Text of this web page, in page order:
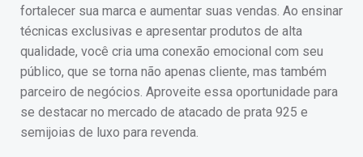
fortalecer sua marca e aumentar suas vendas. Ao ensinar
técnicas exclusivas e apresentar produtos de alta
qualidade, você cria uma conexão emocional com seu
público, que se torna não apenas cliente, mas também
parceiro de negócios. Aproveite essa oportunidade para
se destacar no mercado de atacado de prata 925 e
semijoias de luxo para revenda.